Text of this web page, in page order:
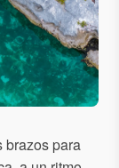
brazos para